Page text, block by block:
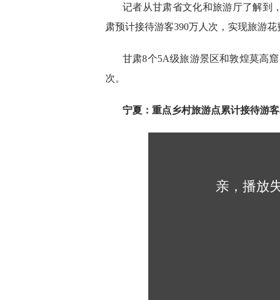
记者从甘肃省文化和旅游厅了解到
肃预计接待游客390万人次，实现旅游花
甘肃8个5A级旅游景区和敦煌莫高
次。
宁夏：重点乡村旅游点累计接待游
亲，播放